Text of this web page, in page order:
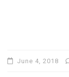
June 4, 2018